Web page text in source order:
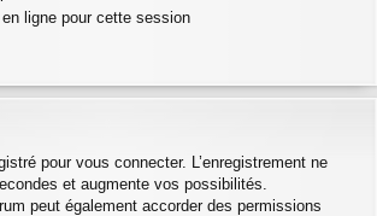
ligne pour cette session
pour vous connecter. L’enregistrement ne
et augmente vos possibilités.
peut également accorder des permissions